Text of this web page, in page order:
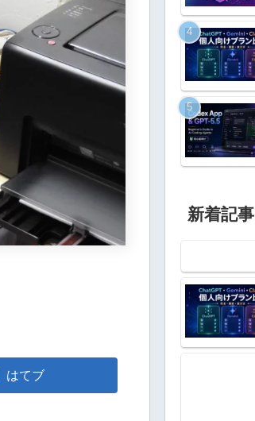
はてブ
新着記事